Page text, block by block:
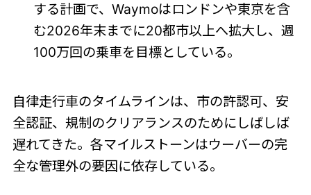
する計画で、Waymoはロンドンや東京を含
む2026年末までに20都市以上へ拡大し、週
100万回の乗車を目標としている。
自律走行車のタイムラインは、市の許認可、安
全認証、規制のクリアランスのためにしばしば
遅れてきた。各マイルストーンはウーバーの完
全な管理外の要因に依存している。